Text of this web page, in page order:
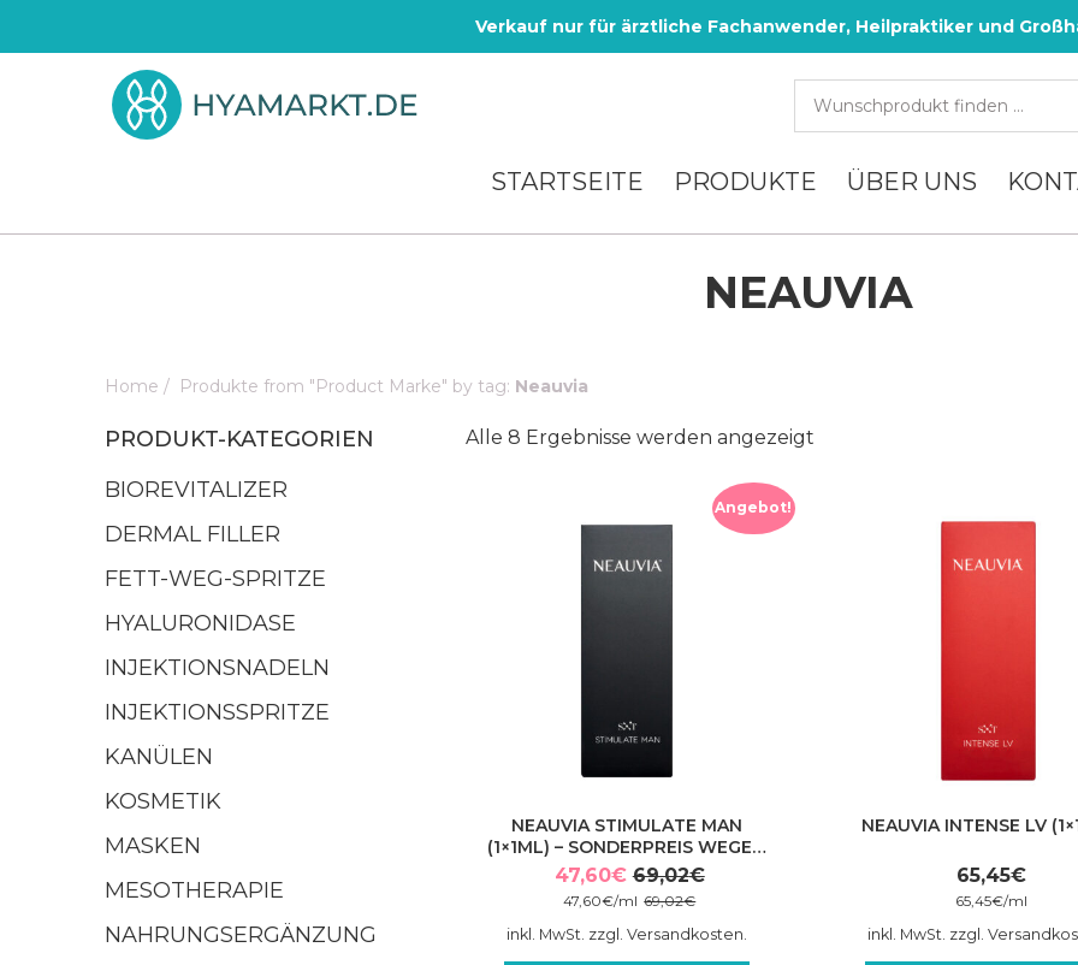
Verkauf nur für ärztliche Fachanwender, Heilpraktiker und
STARTSEITE PRODUKTE ÜBER UNS
NEAUVIA
Home / Produkte from "Product Marke" by tag: Neauvia
PRODUKT-KATEGORIEN
BIOREVITALIZER
DERMAL FILLER
FETT-WEG-SPRITZE
HYALURONIDASE
INJEKTIONSNADELN
INJEKTIONSSPRITZE
KANÜLEN
KOSMETIK
MASKEN
MESOTHERAPIE
NAHRUNGSERGÄNZUNG
Alle 8 Ergebnisse werden angezeigt
Angebot!
NEAUVIA STIMULATE MAN
(1×1ML) – SONDERPREIS WEGEN
MHD 10/2026
69,02€
Ursprünglicher
Preis
war:
47,60€
Aktueller
Preis
ist:
69,02€
47,60€/ml
inkl. MwSt. zzgl. Versandkosten.
NEAUVIA INTENSE LV
65,45€
65,45€/ml
inkl. MwSt. zzgl.